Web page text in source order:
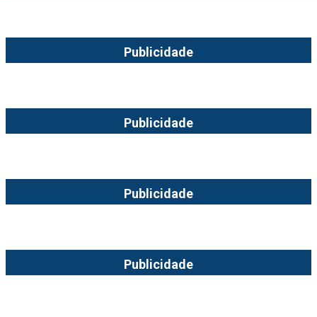
Publicidade
Publicidade
Publicidade
Publicidade